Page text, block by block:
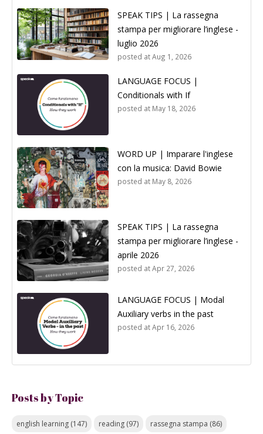
SPEAK TIPS | La rassegna
stampa per migliorare l’inglese -
luglio 2026
posted atAug 1, 2026
LANGUAGE FOCUS |
Conditionals with If
posted at May 18, 2026
WORD UP | Imparare l'inglese
con la musica: David Bowie
posted at May 8, 2026
SPEAK TIPS | La rassegna
stampa per migliorare l’inglese -
aprile 2026
posted atApr 27, 2026
LANGUAGE FOCUS | Modal
Auxiliary verbs in the past
posted atApr 16, 2026
Posts by Topic
english learning (147) reading (97) rassegna stampa (86)